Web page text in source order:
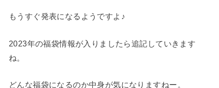
もうすぐ発表になるようですよ♪
2023年の福袋情報が入りましたら追記していきます
ね。
どんな福袋になるのか中身が気になりますねー。